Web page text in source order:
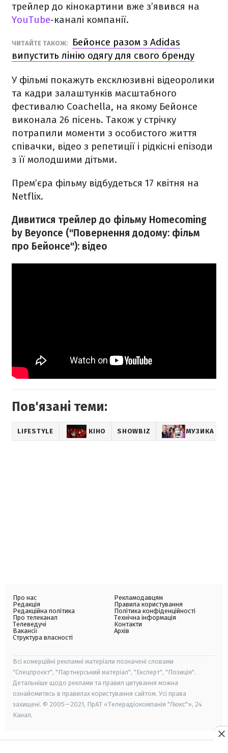
трейлер до кінокартини вже з’явився на
YouTube-каналі компанії.
ЧИТАЙТЕ ТАКОЖ:
Бейонсе разом з Adidas
випустить лінію одягу для свого бренду
У фільмі покажуть ексклюзивні відеоролики
та кадри залаштунків масштабного
фестивалю Coachella, на якому Бейонсе
виконала 26 пісень. Також у стрічку
потрапили моменти з особистого життя
співачки, відео з репетиції і рідкісні епізоди
з її молодшими дітьми.
Прем’єра фільму відбудеться 17 квітня на
Netflix.
Дивитися трейлер до фільму Homecoming
by Beyonce ("Повернення додому: фільм
про Бейонсе"): відео
Пов'язані теми:
LIFESTYLE КІНО SHOWBIZ МУЗИКА
Про нас
Редакція
Редакційна політика
Про телеканал
Телеведучі
Вакансії
Структура власності
Рекламодавцям
Правила користування
Політика конфіденційності
Технічна інформація
Контакти
Архів
Всі комерційні рекламні матеріали позначені словами
"Спецпроєкт", "Партнерський матеріал", "Експерт", "Позиція".
Детальніше щодо реклами та правил цитування можна
ознайомитись в правилах користування сайтом. Усі права
захищені. © 2005—2021, ПрАТ «Телерадіокомпанія "Люкс"», 24
Канал.